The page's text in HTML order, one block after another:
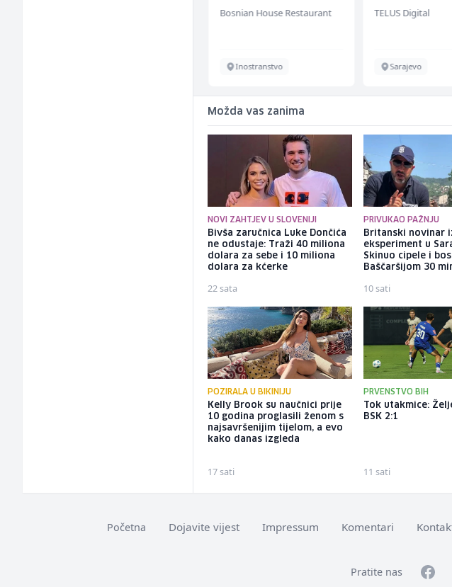
Bosnian House Restaurant
Inostranstvo
bekannten
TELUS Digital
Sarajevo
Možda vas zanima
NOVI ZAHTJEV U SLOVENIJI
Bivša zaručnica Luke Dončića
ne odustaje: Traži 40 miliona
dolara za sebe i 10 miliona
dolara za kćerke
22 sata
PRIVUKAO PAŽNJU
Britanski novinar
eksperiment u
Skinuo cipele i
Baščaršijom 30
10 sati
POZIRALA U BIKINIJU
Kelly Brook su naučnici prije
10 godina proglasili ženom s
najsavršenijim tijelom, a evo
kako danas izgleda
17 sati
PRVENSTVO BIH
Tok utakmice:
BSK 2:1
11 sati
Početna Dojavite vijest Impressum Komentari
Pratite nas